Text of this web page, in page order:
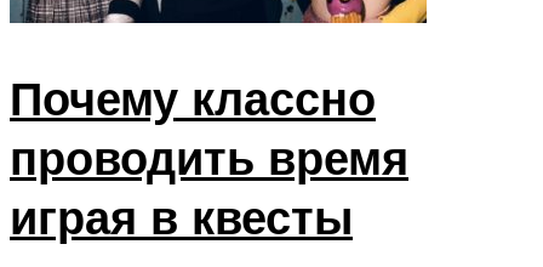
Почему классно
проводить время
играя в квесты